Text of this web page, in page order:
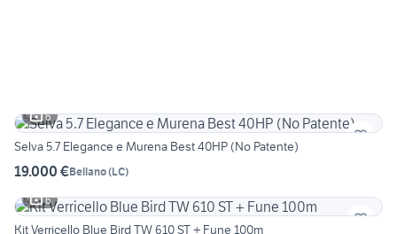
6
Selva 5.7 Elegance e Murena Best 40HP (No Patente)
19.000 €Bellano(LC)
6
Kit Verricello Blue Bird TW 610 ST + Fune 100m